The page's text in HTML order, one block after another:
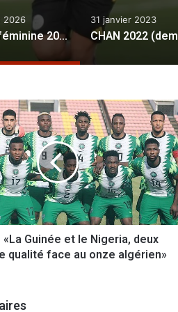
2023
CHAN 2022 (demi-finales) : l’Algérie surclasse le Niger (5-0) et file en Finale
22 avril 2024
«La Guinée et le Nigeria, deux
qualité face au onze algérien»